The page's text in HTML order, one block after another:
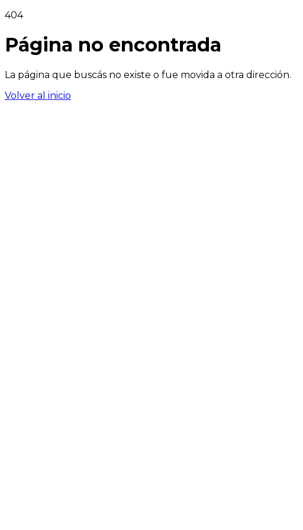
404
Página no encontrada
La página que buscás no existe o fue movida a otra dirección.
Volver al inicio